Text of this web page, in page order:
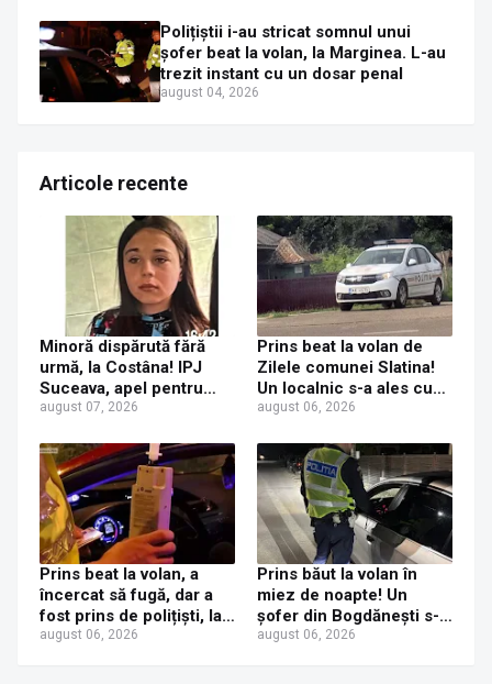
Polițiștii i-au stricat somnul unui
șofer beat la volan, la Marginea. L-au
trezit instant cu un dosar penal
august 04, 2026
Articole recente
Minoră dispărută fără
urmă, la Costâna! IPJ
Suceava, apel pentru
ajutor din partea
august 07, 2026
Prins beat la volan de
Zilele comunei Slatina!
Un localnic s-a ales cu
dosar penal după ce a
Mercedes cu numere de
Italia
august 06, 2026
Prins beat la volan, a
încercat să fugă, dar a
fost prins de polițiști, la
Dorna Candrenilor.
august 06, 2026
Prins băut la volan în
miez de noapte! Un
șofer din Bogdănești s-a
ales cu dosar penal după
august 06, 2026